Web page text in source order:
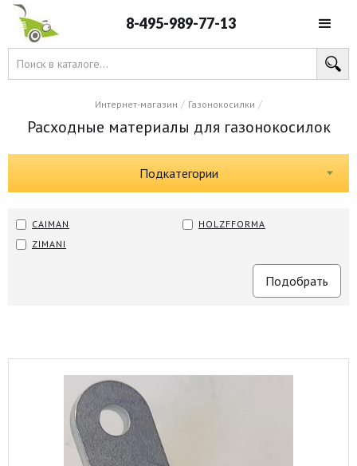
8-495-989-77-13
Интернет-магазин / Газонокосилки /
Расходные материалы для газонокосилок
Подкатегории
CAIMAN
HOLZFFORMA
ZIMANI